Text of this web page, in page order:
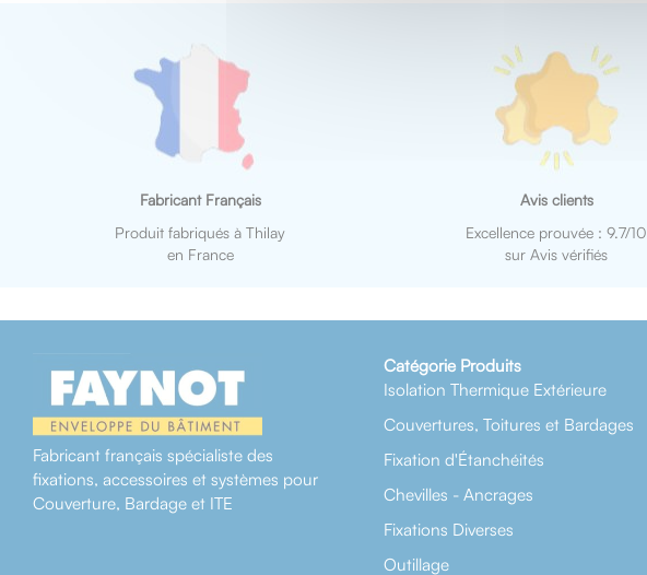
Fabricant Français
Produit fabriqués à Thilay
en France
Avis clients
Excellence prouvée : 9.7/10
sur Avis vérifiés
Fabricant français spécialiste des
fixations, accessoires et systèmes pour
Couverture, Bardage et ITE
Catégorie Produits
Isolation Thermique Extérieure
Couvertures, Toitures et Bardages
Fixation d'Étanchéités
Chevilles - Ancrages
Fixations Diverses
Outillage